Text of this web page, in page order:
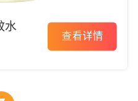
水
查看详情